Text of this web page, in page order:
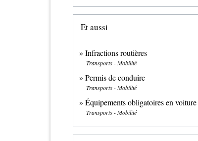
Et aussi
Infractions routières
Transports - Mobilité
Permis de conduire
Transports - Mobilité
Équipements obligatoires en
Transports - Mobilité